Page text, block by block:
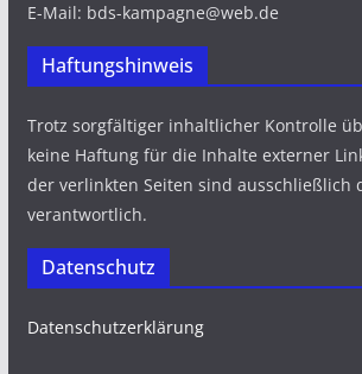
E-Mail: bds-kampagne@web.de
Haftungshinweis
Trotz sorgfältiger inhaltlicher Kontrolle
keine Haftung für die Inhalte externer
der verlinkten Seiten sind ausschließlich
verantwortlich.
Datenschutz
Datenschutzerklärung